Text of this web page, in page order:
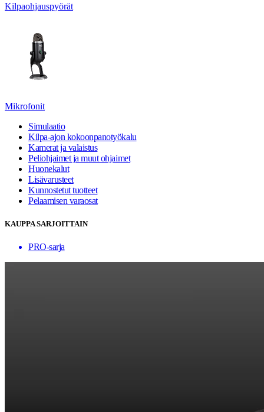
Kilpaohjauspyörät
Mikrofonit
Simulaatio
Kilpa-ajon kokoonpanotyökalu
Kamerat ja valaistus
Peliohjaimet ja muut ohjaimet
Huonekalut
Lisävarusteet
Kunnostetut tuotteet
Pelaamisen varaosat
KAUPPA SARJOITTAIN
PRO-sarja